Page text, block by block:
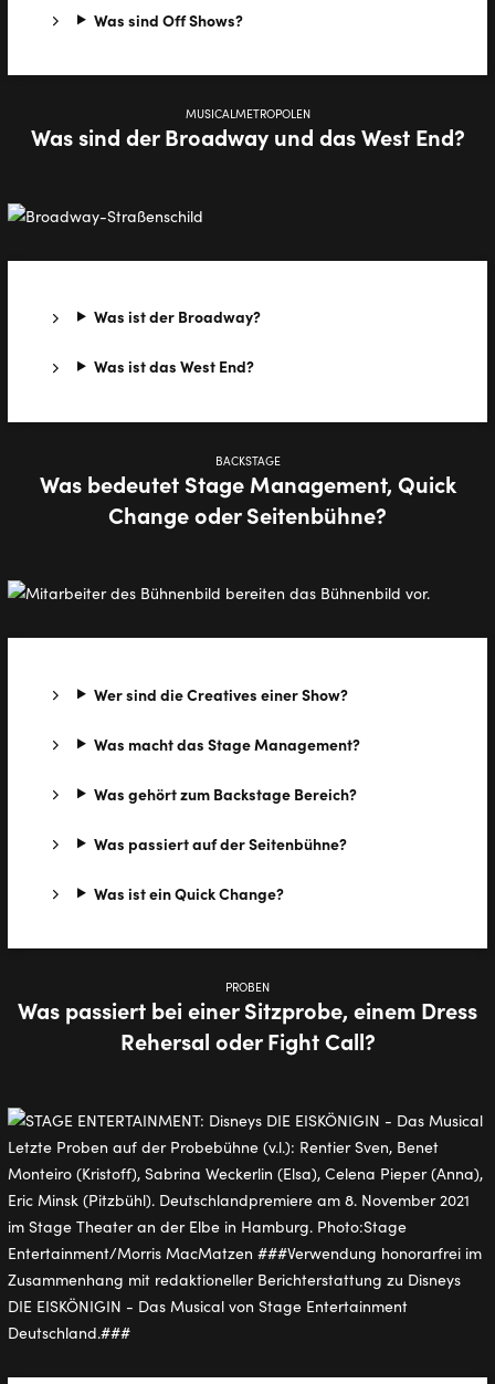
Was sind Off Shows?
MUSICALMETROPOLEN
Was sind der Broadway und das West End?
Was ist der Broadway?
Was ist das West End?
BACKSTAGE
Was bedeutet Stage Management, Quick
Change oder Seitenbühne?
Wer sind die Creatives einer Show?
Was macht das Stage Management?
Was gehört zum Backstage Bereich?
Was passiert auf der Seitenbühne?
Was ist ein Quick Change?
PROBEN
Was passiert bei einer Sitzprobe, einem Dress
Rehersal oder Fight Call?